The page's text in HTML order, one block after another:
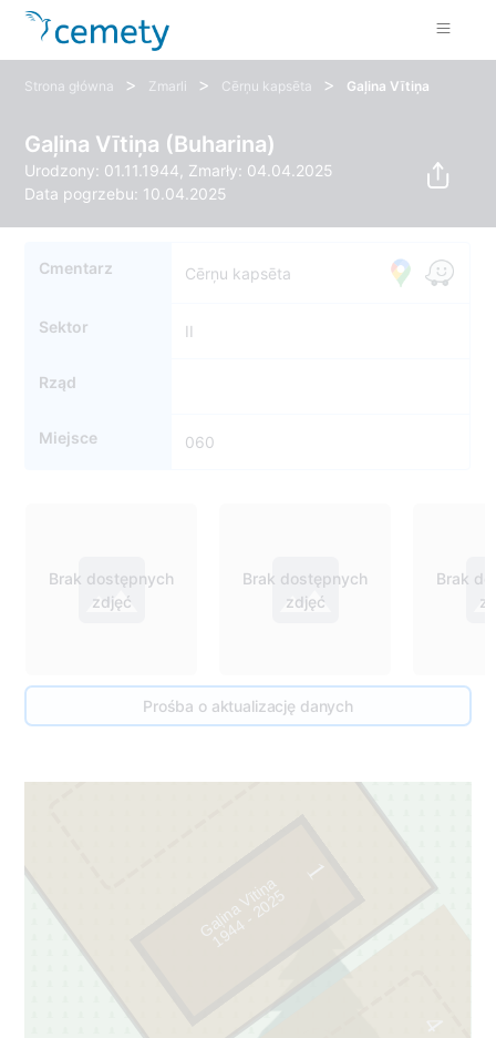
Strona główna > Zmarli > Cērņu kapsēta > Gaļina Vītiņa
Gaļina Vītiņa (Buharina)
Urodzony: 01.11.1944, Zmarły: 04.04.2025
Data pogrzebu: 10.04.2025
Cmentarz Cērņu kapsēta
Sektor II
Rząd
Miejsce 060
Brak dostępnych
zdjęć
Brak dostępnych
zdjęć
Brak
Prośba o aktualizację danych
60
1
4
Gaļina Vītiņa
1
9
4
4
-
2
0
2
5